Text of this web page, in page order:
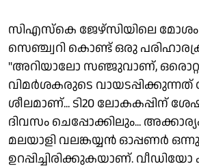
സിഎസ്‌കെ ജേഴ്സിയിലെ മോശം
സെഞ്ച്വറി കൊണ്ട് ഒരു
"അറിയാലോ സഞ്ജുവാണ്, ഒരൊറ്റ
വിമർശകരുടെ വായടപ്പിക്കുന്നത്
ശീലമാണ്... ടി20 ലോകകപ്പിന്
ദിവസം ചെപ്പോക്കിലും...
മലയാളി വലങ്കയ്യൻ ഓപ്പണർ
ഉറപ്പിച്ചിരിക്കുകയാണ്. വീഡിയോ